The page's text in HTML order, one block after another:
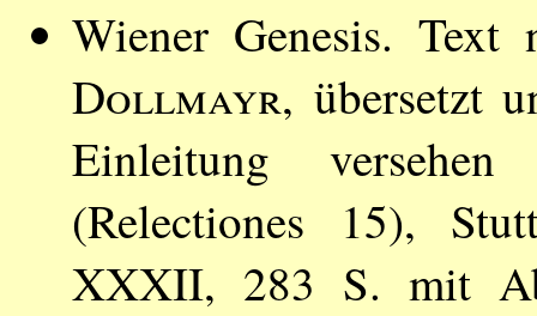
Wiener Genesis.
Dollmayr, übersetzt
Einleitung
(Relectiones 15),
XXXII, 283 S. mit